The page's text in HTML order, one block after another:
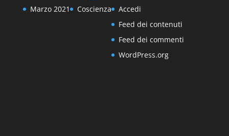
Marzo 2021 Coscienza
Accedi
Feed dei contenuti
Feed dei commenti
WordPress.org